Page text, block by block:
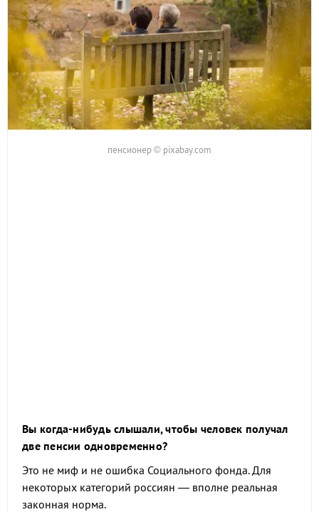
пенсионер © pixabay.com
Вы когда-нибудь слышали, чтобы человек получал
две пенсии одновременно?
Это не миф и не ошибка Социального фонда. Для
некоторых категорий россиян — вполне реальная
законная норма.